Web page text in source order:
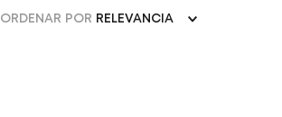
ORDENAR POR RELEVANCIA